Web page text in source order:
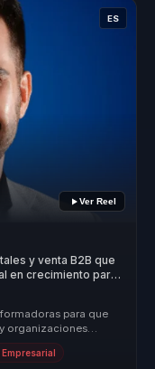
ES
Ver Reel
y venta B2B que
en crecimiento para
para que
organizaciones